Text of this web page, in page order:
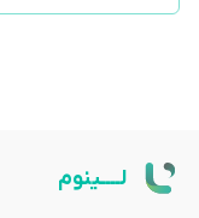
لــــینوم